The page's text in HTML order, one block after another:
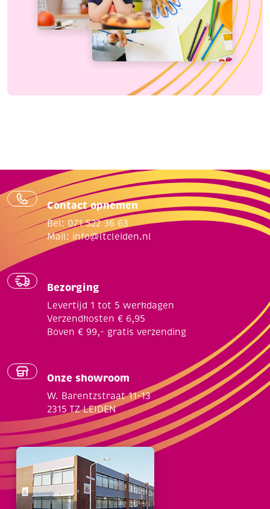
Contact opnemen
Bel: 071 522 36 63
Mail: info@ltcleiden.nl
Bezorging
Levertijd 1 tot 5 werkdagen
Verzendkosten € 6,95
Boven € 99,- gratis verzending
Onze showroom
W. Barentzstraat 11-13
2315 TZ LEIDEN